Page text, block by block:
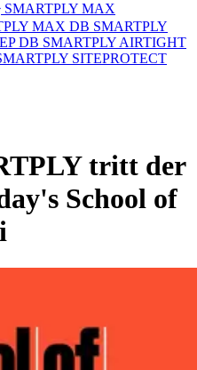
SMARTPLY MAX
MAX DB SMARTPLY
DB SMARTPLY AIRTIGHT
SITEPROTECT
tritt der
School of